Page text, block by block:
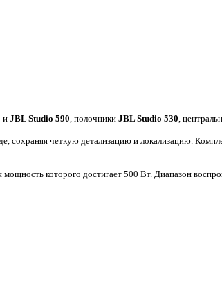
и JBL Studio 590 , полочники JBL Studio 530 ,
четкую детализацию и локализацию.
мощность которого достигает 500 Вт. Диапазон